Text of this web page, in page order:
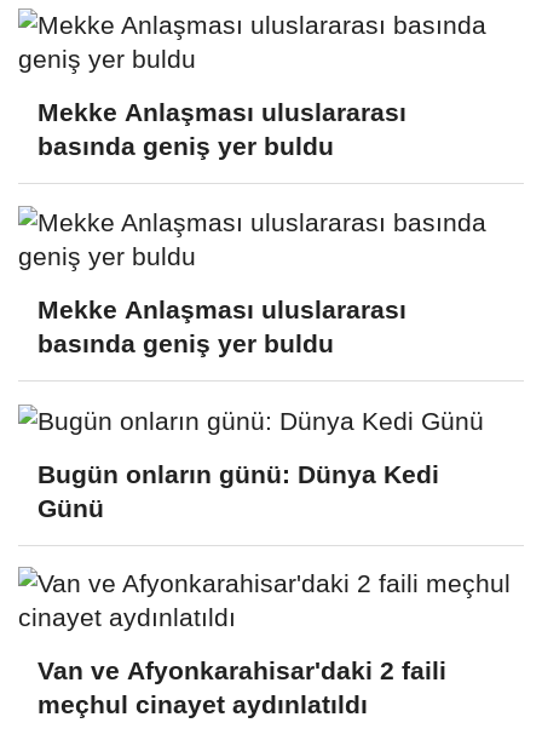
Mekke Anlaşması uluslararası
basında geniş yer buldu
Mekke Anlaşması uluslararası
basında geniş yer buldu
Bugün onların günü: Dünya Kedi
Günü
Van ve Afyonkarahisar'daki 2 faili
meçhul cinayet aydınlatıldı